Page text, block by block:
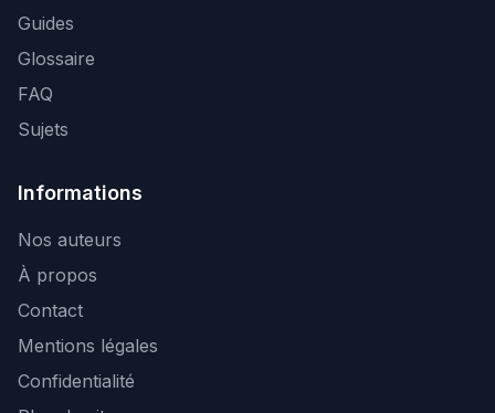
Guides
Glossaire
FAQ
Sujets
Informations
Nos auteurs
À propos
Contact
Mentions légales
Confidentialité